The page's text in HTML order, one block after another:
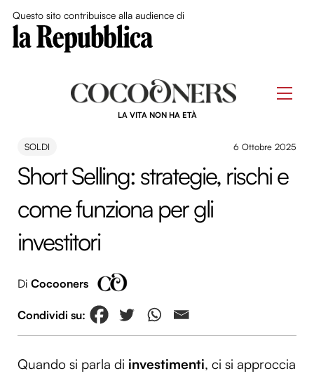
Questo sito contribuisce alla audience di
LA VITA NON HA ETÀ
SOLDI 6 Ottobre 2025
Short Selling: strategie, rischi e
come funziona per gli
investitori
Di Cocooners
Quando si parla di investimenti, ci si approccia